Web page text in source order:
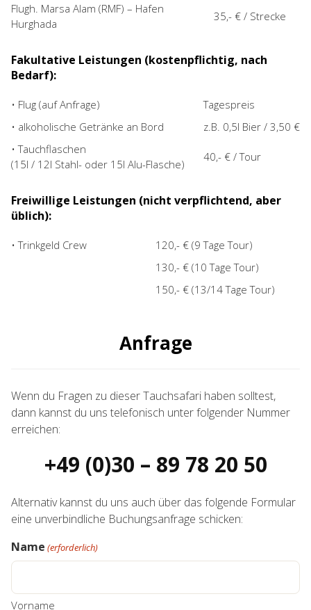
Flugh. Marsa Alam (RMF) – Hafen
Hurghada
35,- € / Strecke
Fakultative Leistungen (kostenpflichtig, nach
Bedarf):
• Flug (auf Anfrage)
Tagespreis
• alkoholische Getränke an Bord
z.B. 0,5l Bier / 3,50 €
• Tauchflaschen
(15l / 12l Stahl- oder 15l Alu-Flasche)
40,- € / Tour
Freiwillige Leistungen (nicht verpflichtend, aber
üblich):
• Trinkgeld Crew
120,- € (9 Tage Tour)
130,- € (10 Tage Tour)
150,- € (13/14 Tage Tour)
Anfrage
Wenn du Fragen zu dieser Tauchsafari haben solltest,
dann kannst du uns telefonisch unter folgender Nummer
erreichen:
+49 (0)30 – 89 78 20 50
Alternativ kannst du uns auch über das folgende Formular
eine unverbindliche Buchungsanfrage schicken:
Name (erforderlich)
Vorname